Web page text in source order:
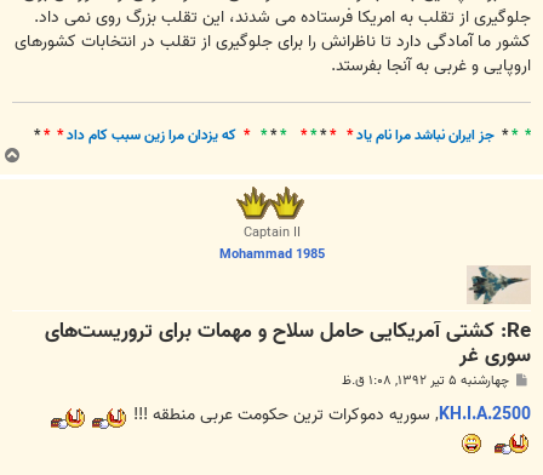
جلوگیری از تقلب به امریکا فرستاده می شدند، این تقلب بزرگ روی نمی داد.
کشور ما آمادگی دارد تا ناظرانش را برای جلوگیری از تقلب در انتخابات کشورهای
اروپایی و غربی به آنجا بفرستد.
* *
* جز ايران نباشد مرا نام ياد* *
*
*
*
*
*
*
* که يزدان مرا زين سبب کام داد* *
*
Captain II
Mohammad 1985
Re: کشتی آمریکایی حامل سلاح و مهمات برای تروریست‌های
سوری غر
س
ت
چهارشنبه ۵ تیر ۱۳۹۲, ۱:۰۸ ق.ظ
KH.I.A.2500, سوریه دموکرات ترین حکومت عربی منطقه !!!